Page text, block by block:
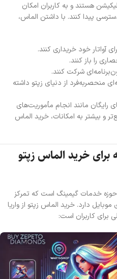
هستند و به کاربران امکان
پیدا کنند. با داشتن الماس،
آواتار خود خریداری کنند.
را باز کنند.
شرکت کنند.
منحصر‌به‌فرد از دنیای زپتو داشته
رایگان مانند انجام مأموریت‌های
و بیشتر به امکانات، خرید الماس
برای خرید الماس زپتو
حوزه خدمات گیمینگ است که تمرکز
دارد. خرید الماس زپتو از واریا
برای کاربران است: